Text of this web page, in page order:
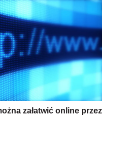
załatwić online przez